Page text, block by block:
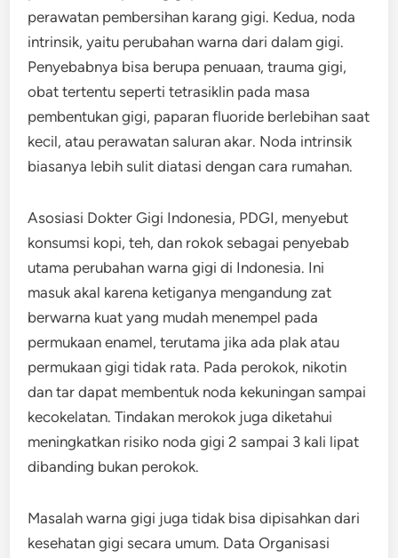
perawatan pembersihan karang gigi. Kedua, noda
intrinsik, yaitu perubahan warna dari dalam gigi.
Penyebabnya bisa berupa penuaan, trauma gigi,
obat tertentu seperti tetrasiklin pada masa
pembentukan gigi, paparan fluoride berlebihan saat
kecil, atau perawatan saluran akar. Noda intrinsik
biasanya lebih sulit diatasi dengan cara rumahan.
Asosiasi Dokter Gigi Indonesia, PDGI, menyebut
konsumsi kopi, teh, dan rokok sebagai penyebab
utama perubahan warna gigi di Indonesia. Ini
masuk akal karena ketiganya mengandung zat
berwarna kuat yang mudah menempel pada
permukaan enamel, terutama jika ada plak atau
permukaan gigi tidak rata. Pada perokok, nikotin
dan tar dapat membentuk noda kekuningan sampai
kecokelatan. Tindakan merokok juga diketahui
meningkatkan risiko noda gigi 2 sampai 3 kali lipat
dibanding bukan perokok.
Masalah warna gigi juga tidak bisa dipisahkan dari
kesehatan gigi secara umum. Data Organisasi